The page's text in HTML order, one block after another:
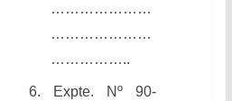
…………………
…………………
……………..
6.
Expte. Nº 90-